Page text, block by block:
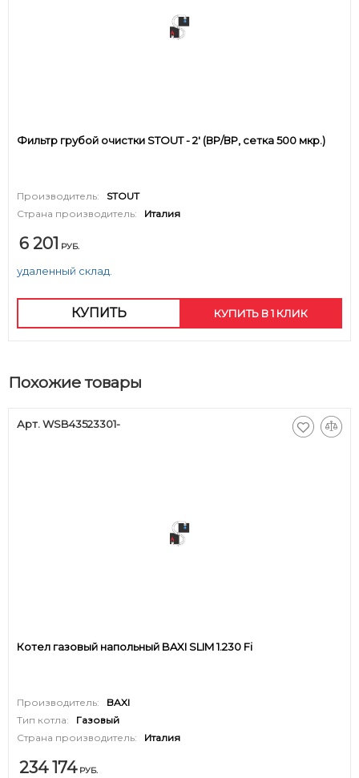
Фильтр грубой очистки STOUT - 2' (ВР/ВР, сетка 500 мкр.)
Производитель:
STOUT
Страна производитель:
Италия
6 201 РУБ.
удаленный склад.
КУПИТЬ КУПИТЬ В 1 КЛИК
Похожие товары
Арт. WSB43523301-
Котел газовый напольный BAXI SLIM 1.230 Fi
Производитель:
BAXI
Тип котла:
Газовый
Страна производитель:
Италия
234 174 РУБ.